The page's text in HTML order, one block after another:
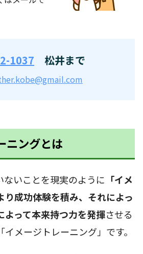
1037 松井まで
ニングとは
ないことを現実のように 「イメ
り成功体験を積み、それによっ
よって本来持つ力を発揮させる
メージトレーニング」です。